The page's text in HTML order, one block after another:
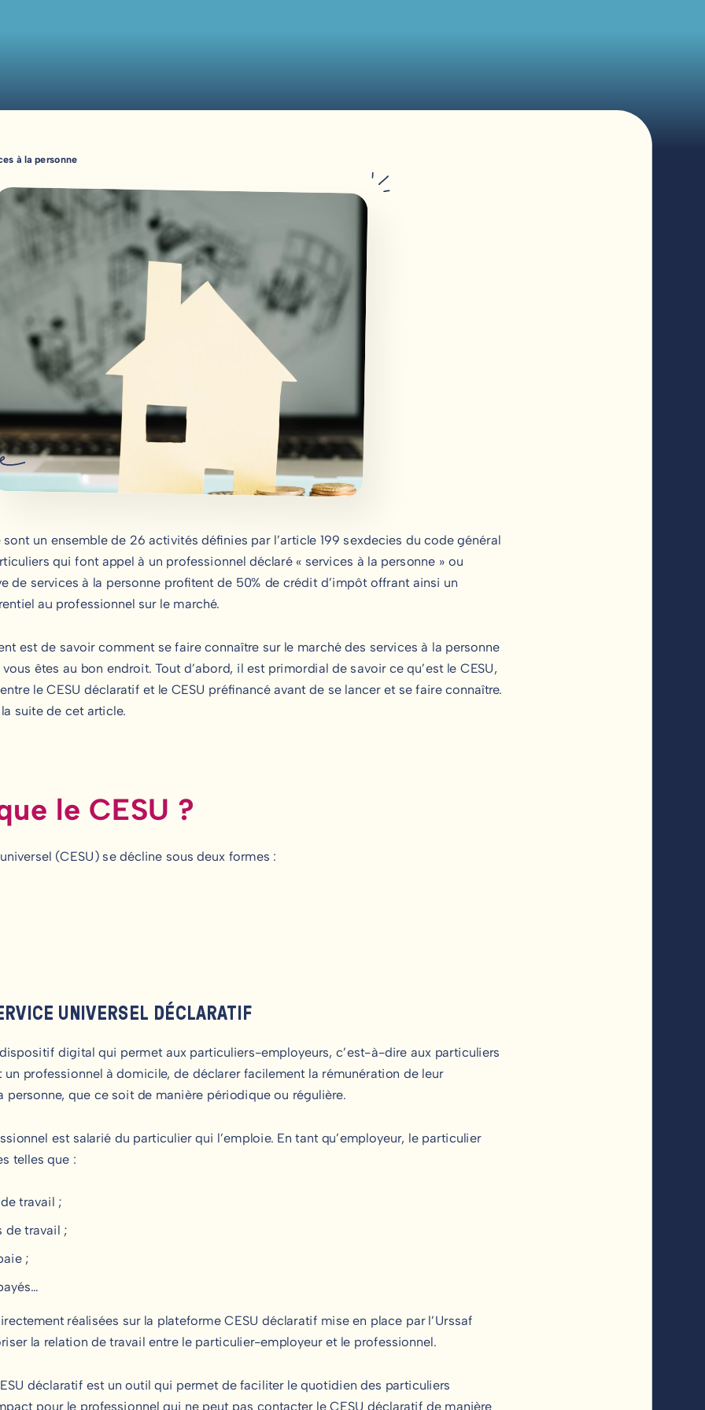
à la personne
un ensemble de 26 activités définies par l’article 199 sexdecies du code général
qui font appel à un professionnel déclaré « services à la personne » ou
de services à la personne profitent de 50% de crédit d’impôt offrant ainsi un
au professionnel sur le marché.
est de savoir comment se faire connaître sur le marché des services à la personne
êtes au bon endroit. Tout d’abord, il est primordial de savoir ce qu’est le CESU,
le CESU déclaratif et le CESU préfinancé avant de se lancer et se faire connaître.
suite de cet article.
le CESU ?
(CESU) se décline sous deux formes :
UNIVERSEL DÉCLARATIF
digital qui permet aux particuliers-employeurs, c’est-à-dire aux particuliers
professionnel à domicile, de déclarer facilement la rémunération de leur
personne, que ce soit de manière périodique ou régulière.
est salarié du particulier qui l’emploie. En tant qu’employeur, le particulier
telles que :
travail ;
de travail ;
;
réalisées sur la plateforme CESU déclaratif mise en place par l’Urssaf
la relation de travail entre le particulier-employeur et le professionnel.
déclaratif est un outil qui permet de faciliter le quotidien des particuliers
pour le professionnel qui ne peut pas contacter le CESU déclaratif de manière